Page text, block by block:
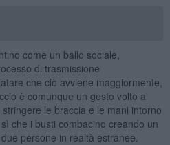
come un ballo sociale,
di trasmissione
che ciò avviene maggiormente,
è comunque un gesto volto a
le braccia e le mani intorno
che i busti combacino creando un
persone in realtà estranee.